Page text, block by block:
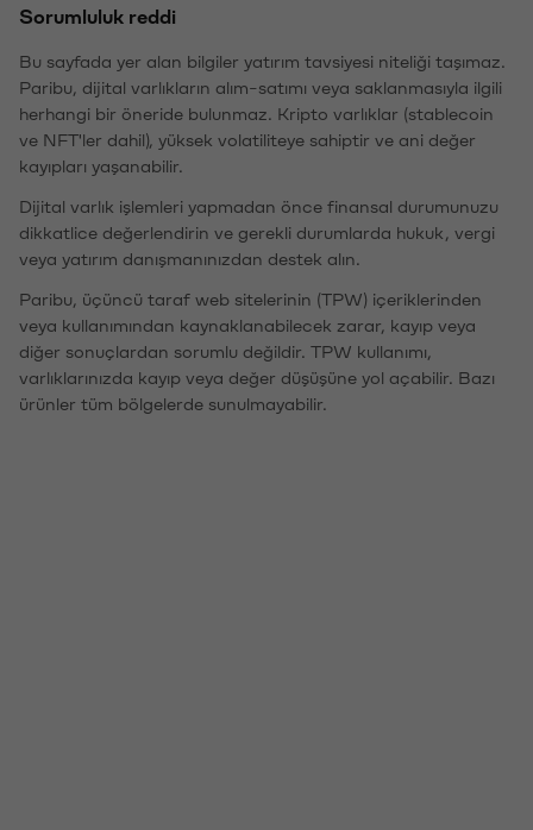
Sorumluluk reddi
Bu sayfada yer alan bilgiler yatırım tavsiyesi niteliği taşımaz.
Paribu, dijital varlıkların alım-satımı veya saklanmasıyla ilgili
herhangi bir öneride bulunmaz. Kripto varlıklar (stablecoin
ve NFT'ler dahil), yüksek volatiliteye sahiptir ve ani değer
kayıpları yaşanabilir.
Dijital varlık işlemleri yapmadan önce finansal durumunuzu
dikkatlice değerlendirin ve gerekli durumlarda hukuk, vergi
veya yatırım danışmanınızdan destek alın.
Paribu, üçüncü taraf web sitelerinin (TPW) içeriklerinden
veya kullanımından kaynaklanabilecek zarar, kayıp veya
diğer sonuçlardan sorumlu değildir. TPW kullanımı,
varlıklarınızda kayıp veya değer düşüşüne yol açabilir. Bazı
ürünler tüm bölgelerde sunulmayabilir.